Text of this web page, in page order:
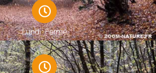
Lundi: Fermé